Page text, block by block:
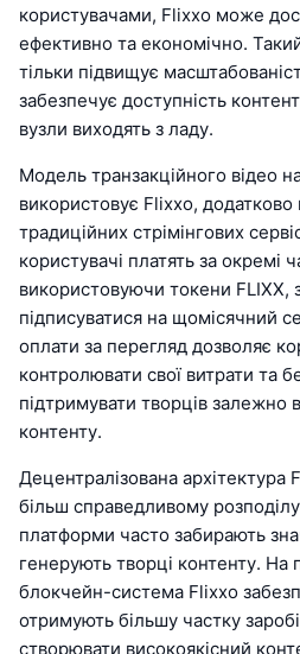
користувачами, Flixxo може
ефективно та економічно.
тільки підвищує
забезпечує доступність
вузли виходять з ладу.
Модель транзакційного відео
використовує Flixxo, додатково
традиційних стрімінгових
користувачі платять за окремі
використовуючи токени FLIXX,
підписуватися на щомісячний
оплати за перегляд дозволяє
контролювати свої витрати та
підтримувати творців залежно
контенту.
Децентралізована архітектура
більш справедливому
платформи часто забирають
генерують творці контенту. На
блокчейн-система Flixxo
отримують більшу частку
створювати високоякісний